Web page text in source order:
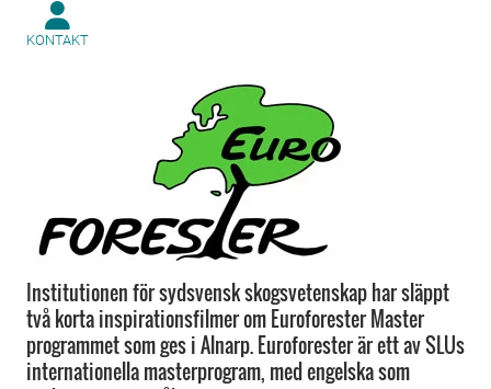
KONTAKT
Institutionen för sydsvensk skogsvetenskap har släppt
två korta inspirationsfilmer om Euroforester Master
programmet som ges i Alnarp. Euroforester är ett av SLUs
internationella masterprogram, med engelska som